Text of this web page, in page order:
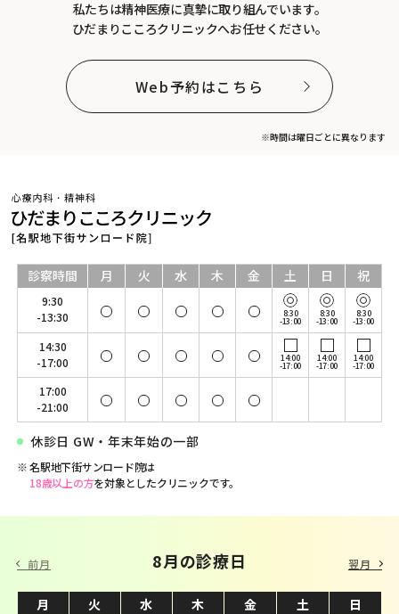
私たちは精神医療に真摯に取り組んでいます。
ひだまりこころクリニックへお任せください。
Web予約はこちら
※時間は曜日ごとに異なります
診察時間 月 火 水 木 金 土 日 祝
9:30
-13:30
8:30
-13:00
8:30
-13:00
8:30
-13:00
14:30
-17:00
14:00
-17:00
14:00
-17:00
14:00
-17:00
17:00
-21:00
休診日 GW・年末年始の一部
名駅地下街サンロード院は
18歳以上の方を対象としたクリニックです。
前月 8月の診療日
月 火 水 木 金 土 日
9 月の診療日
月 火 水 木 金 土 日
翌月